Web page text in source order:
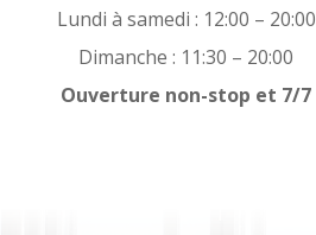
Lundi à samedi : 12:00 – 20:00
Dimanche : 11:30 – 20:00
Ouverture non-stop et 7/7